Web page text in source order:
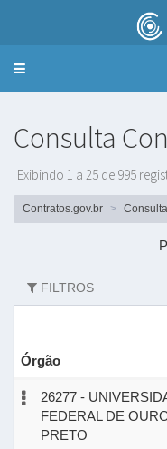
Alternar
Consulta
Exibindo 1 a 25 de 995
Contratos.gov.br
FILTROS
Órgão
26277 -
FEDERAL DE
PRETO